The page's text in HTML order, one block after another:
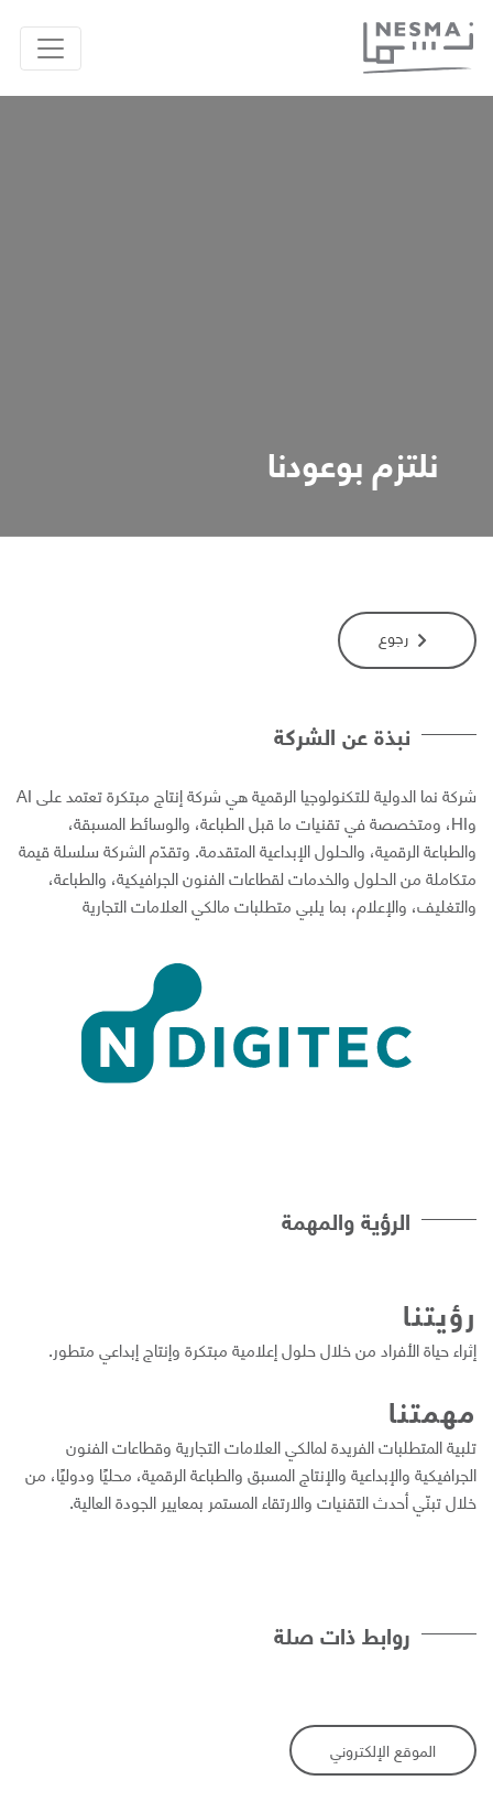
نلتزم بوعودنا
رجوع
نبذة عن الشركة
شركة نما الدولیة للتكنولوجیا الرقمیة ھي شركة إنتاج مبتكرة تعتمد على AI
وHI، ومتخصصة في تقنیات ما قبل الطباعة، والوسائط المسبقة،
الرقمیة، والحلول الإبداعیة المتقدمة. وتقدّم الشركة سلسلة قیمة
من الحلول والخدمات لقطاعات الفنون الجرافیكیة، والطباعة،
والإعلام، بما یلبي متطلبات مالكي العلامات التجاریة
الرؤية والمهمة
حیاة الأفراد من خلال حلول إعلامیة مبتكرة وإنتاج إبداعي متطور.
المتطلبات الفریدة لمالكي العلامات التجاریة وقطاعات الفنون
والإبداعیة والإنتاج المسبق والطباعة الرقمیة، محلیًا ودولیًا، من
تبنّي أحدث التقنیات والارتقاء المستمر بمعاییر الجودة العالیة.
روابط ذات صلة
الموقع الإلكتروني